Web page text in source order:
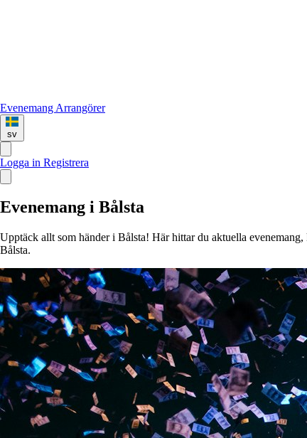
Evenemang Arrangörer
sv
Logga in Registrera
Evenemang i Bålsta
Upptäck allt som händer i Bålsta! Här hittar du aktuella
Bålsta.